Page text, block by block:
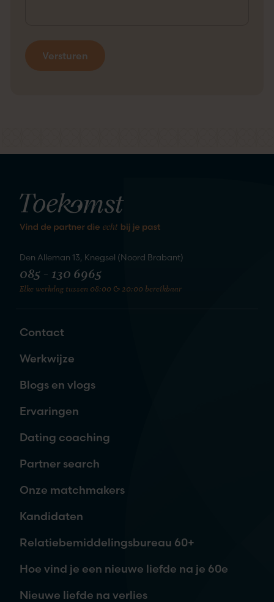
Den Alleman 13, Knegsel (Noord Brabant)
085 - 130 6965
Elke werkdag tussen 08:00 & 20:00 bereikbaar
Contact
Werkwijze
Blogs en vlogs
Ervaringen
Dating coaching
Partner search
Onze matchmakers
Kandidaten
Relatiebemiddelingsbureau 60+
Hoe vind je een nieuwe liefde na je 60e
Nieuwe liefde na verlies
We staan te springen om
te maken
liefde
Naam